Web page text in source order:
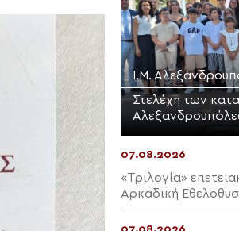
Ι.Μ.
Στελέχη των
07.08.2026
«Τριλογία»
Αρκαδική